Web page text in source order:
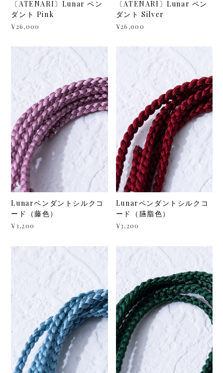
〔ATENARI〕Lunar ペン
ダント Pink
¥26,000
〔ATENARI〕Lunar ペン
ダント Silver
¥26,000
Lunarペンダントシルクコ
ード（藤色）
¥3,200
Lunarペンダントシルクコ
ード（臙脂色）
¥3,200